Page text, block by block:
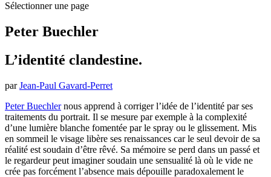
Sélectionner une page
Peter Buechler
L’identité clandestine.
parJean-Paul Gavard-Perret
Peter Buechlernous apprend à corriger l’idée de l’identité par ses
traitements du portrait. Il se mesure par exemple à la complexité
d’une lumière blanche fomentée par le spray ou le glissement. Mis
en sommeil le visage libère ses renaissances car le seul devoir de sa
réalité est soudain d’être rêvé. Sa mémoire se perd dans un passé et
le regardeur peut imaginer soudain une sensualité là où le vide ne
crée pas forcément l’absence mais dépouille paradoxalement le